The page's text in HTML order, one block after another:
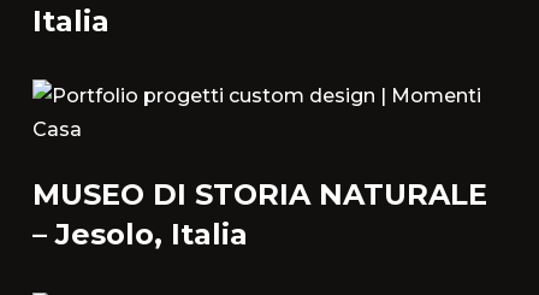
Italia
MUSEO DI STORIA NATURALE
– Jesolo, Italia